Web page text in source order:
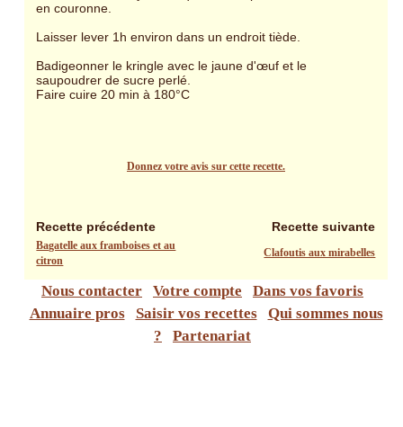
en couronne.
Laisser lever 1h environ dans un endroit tiède.
Badigeonner le kringle avec le jaune d'œuf et le
saupoudrer de sucre perlé.
Faire cuire 20 min à 180°C
Donnez votre avis sur cette recette.
Recette précédente Recette suivante
Bagatelle aux framboises et au
citron
Clafoutis aux mirabelles
Nous contacter Votre compte
Dans vos favoris
Annuaire pros
Saisir vos recettes
Qui sommes nous
?
Partenariat